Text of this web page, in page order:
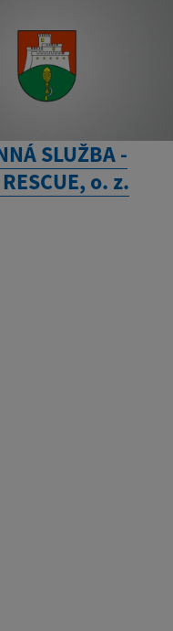
SLUŽBA -
o. z.